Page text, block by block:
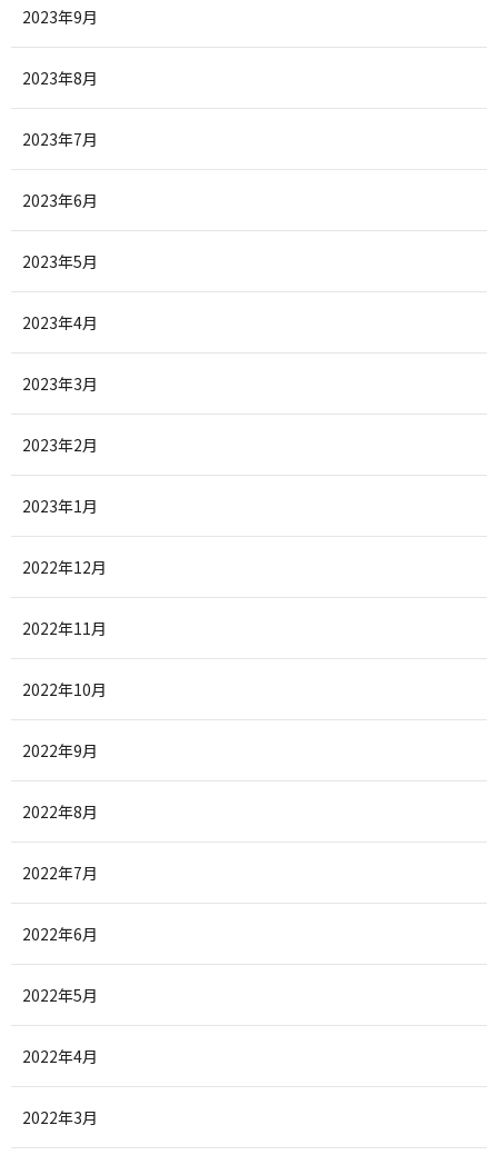
2023年9月
2023年8月
2023年7月
2023年6月
2023年5月
2023年4月
2023年3月
2023年2月
2023年1月
2022年12月
2022年11月
2022年10月
2022年9月
2022年8月
2022年7月
2022年6月
2022年5月
2022年4月
2022年3月